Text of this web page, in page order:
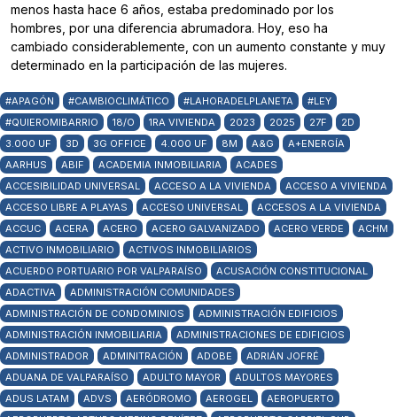
menos hasta hace 6 años, estaba predominado por los
hombres, por una diferencia abrumadora. Hoy, eso ha
cambiado considerablemente, con un aumento constante y muy
determinado en la participación de las mujeres.
#APAGÓN #CAMBIOCLIMÁTICO #LAHORADELPLANETA
#LEY
#QUIEROMIBARRIO
18/O 1RA VIVIENDA 2023 2025 27F
2D
3.000 UF
3D 3G OFFICE 4.000 UF 8M A&G
A+ENERGÍA
AARHUS
ABIF ACADEMIA INMOBILIARIA
ACADES
ACCESIBILIDAD UNIVERSAL
ACCESO A LA VIVIENDA
ACCESO A VIVIENDA
ACCESO LIBRE A PLAYAS
ACCESO UNIVERSAL
ACCESOS A LA VIVIENDA
ACCUC
ACERA ACERO ACERO GALVANIZADO ACERO VERDE
ACHM
ACTIVO INMOBILIARIO
ACTIVOS INMOBILIARIOS
ACUERDO PORTUARIO POR VALPARAÍSO
ACUSACIÓN CONSTITUCIONAL
ADACTIVA
ADMINISTRACIÓN COMUNIDADES
ADMINISTRACIÓN DE CONDOMINIOS
ADMINISTRACIÓN EDIFICIOS
ADMINISTRACIÓN INMOBILIARIA
ADMINISTRACIONES DE EDIFICIOS
ADMINISTRADOR
ADMINITRACIÓN ADOBE
ADRIÁN JOFRÉ
ADUANA DE VALPARAÍSO
ADULTO MAYOR
ADULTOS MAYORES
ADUS LATAM
ADVS AERÓDROMO AEROGEL
AEROPUERTO